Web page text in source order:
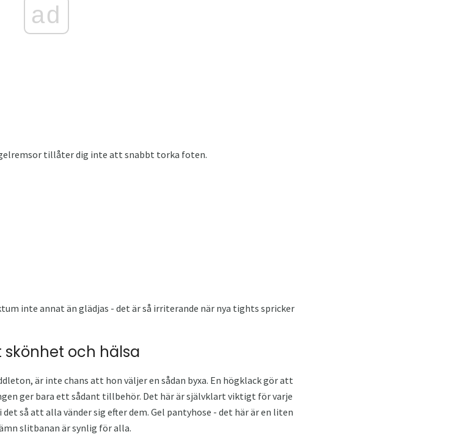
ad
tillåter dig inte att snabbt torka foten.
inte annat än glädjas - det är så irriterande när nya tights spricker
och hälsa
är inte chans att hon väljer en sådan byxa. En högklack gör att
ger bara ett sådant tillbehör. Det här är självklart viktigt för varje
så att alla vänder sig efter dem. Gel pantyhose - det här är en liten
slitbanan är synlig för alla.